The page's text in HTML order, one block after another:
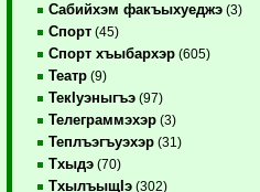
Сабийхэм факъыхуеджэ (3)
Спорт (45)
Спорт хъыбархэр (605)
Театр (9)
ТекIуэныгъэ (97)
Телеграммэхэр (3)
Теплъэгъуэхэр (31)
Тхыдэ (70)
ТхылъыщIэ (302)